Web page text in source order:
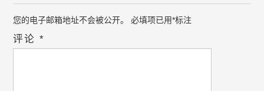
您的电子邮箱地址不会被公开。 必填项已用*标注
评论*